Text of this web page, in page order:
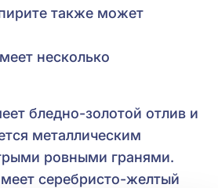
также может
несколько
бледно-золотой отлив и
металлическим
ровными гранями.
серебристо-желтый